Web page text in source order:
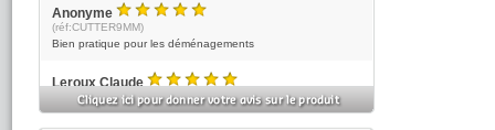
Anonyme
5/5
(réf:CUTTER9MM)
Bien pratique pour les déménagements
Leroux Claude
5/5
(réf:CUTTER18MM)
Livraison très rapide et soignée.Je recommande